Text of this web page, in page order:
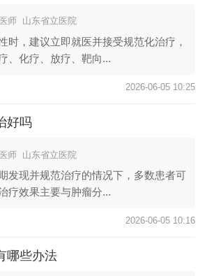
师 山东省立医院
时，建议立即就医并接受规范化治疗，
、化疗、放疗、靶向...
2026-06-05 10:25
好吗
师 山东省立医院
发现并规范治疗的情况下，多数患者可
疗效果主要与肿瘤分...
2026-06-05 10:16
哪些办法